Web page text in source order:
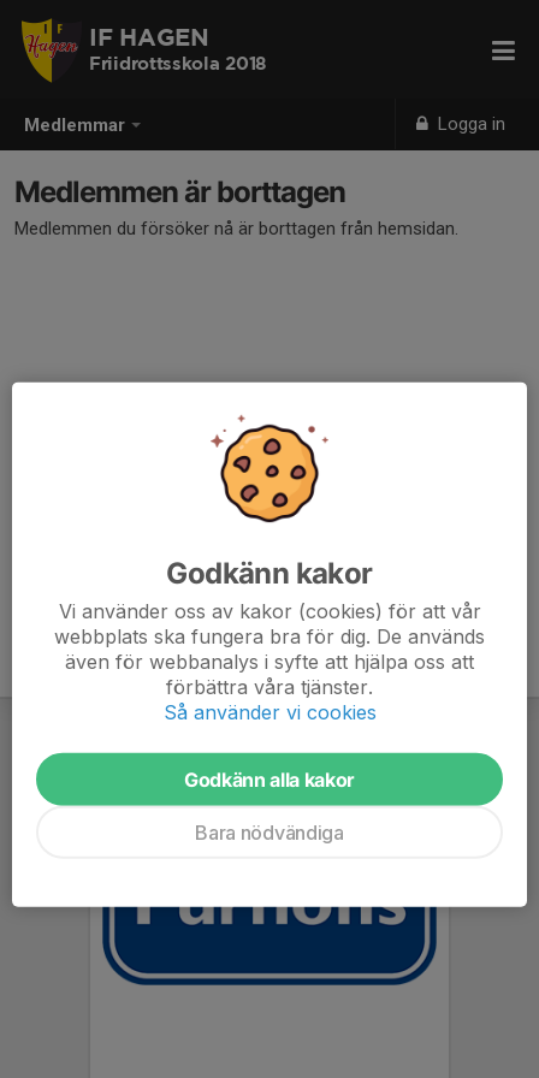
Medlemmar Logga in
IF HAGEN
Friidrottsskola 2018
Medlemmen är borttagen
Medlemmen du försöker nå är borttagen från hemsidan.
Godkänn kakor
Vi använder oss av kakor (cookies) för att vår
webbplats ska fungera bra för dig. De används
även för webbanalys i syfte att hjälpa oss att
förbättra våra tjänster.
Så använder vi cookies
Godkänn alla kakor
Bara nödvändiga